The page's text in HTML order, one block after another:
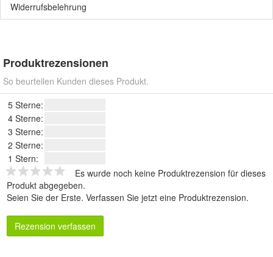
Widerrufsbelehrung
Produktrezensionen
So beurteilen Kunden dieses Produkt.
5 Sterne:
4 Sterne:
3 Sterne:
2 Sterne:
1 Stern:
Es wurde noch keine Produktrezension für dieses
Produkt abgegeben.
Seien Sie der Erste. Verfassen Sie jetzt eine Produktrezension.
Rezension verfassen